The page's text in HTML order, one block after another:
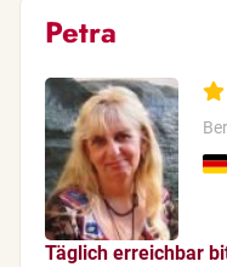
Petra
Täglich erreichbar